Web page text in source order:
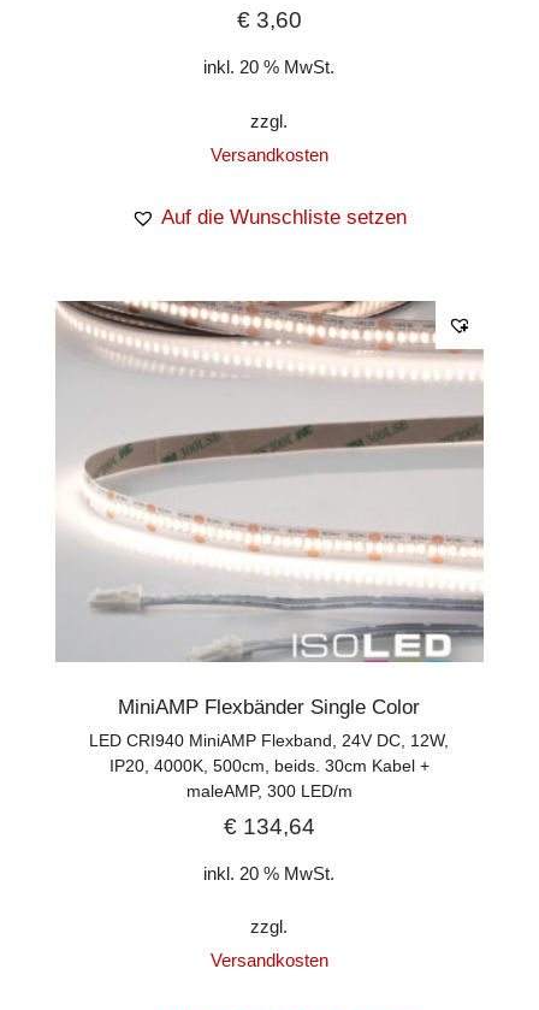
€3,60
inkl. 20 % MwSt.
zzgl.
Versandkosten
Auf die Wunschliste setzen
MiniAMP Flexbänder Single Color
LED CRI940 MiniAMP Flexband, 24V DC, 12W,
IP20, 4000K, 500cm, beids. 30cm Kabel +
maleAMP, 300 LED/m
€134,64
inkl. 20 % MwSt.
zzgl.
Versandkosten